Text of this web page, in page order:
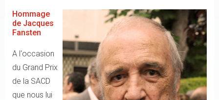
Hommage
de Jacques
Fansten
A l'occasion
du Grand Prix
de la SACD
que nous lui